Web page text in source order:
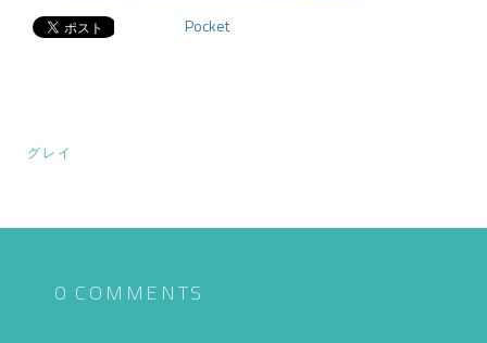
Pocket
投
ナ
グレイ
0 COMMENTS